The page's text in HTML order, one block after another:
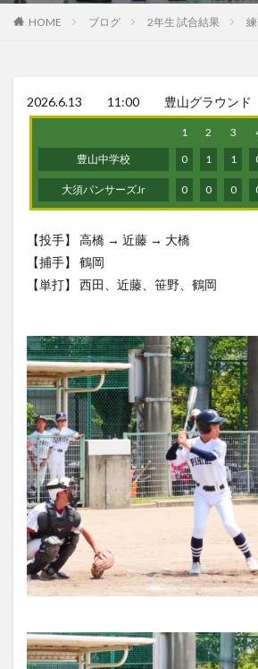
HOME ブログ 2年生 試合結果
2026.6.13 11:00 豊山グラウンド
1 2 3
豊山中学校
0 1 1
大須パンサーズJr 0 0 0
【投手】 高橋 → 近藤 → 大橋
【捕手】 鶴岡
【単打】 西田、近藤、笹野、鶴岡